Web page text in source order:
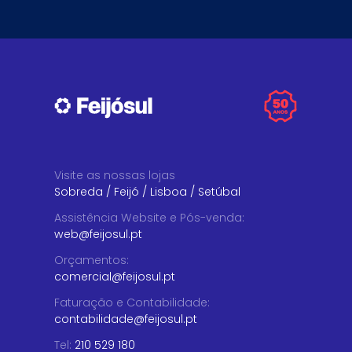
Visite as nossas lojas
Sobreda / Feijó / Lisboa / Setúbal
Assistência Website e Pós-venda:
web@feijosul.pt
Orçamentos:
comercial@feijosul.pt
Faturação e Contabilidade:
contabilidade@feijosul.pt
Tel: 210 529 180